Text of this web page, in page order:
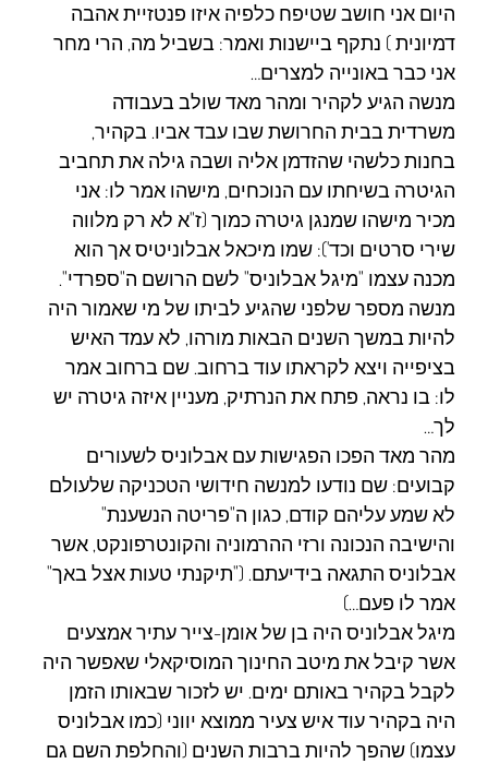
היום אני חושב שטיפח כלפיה איזו פנטזיית אהבה
דמיונית ) נתקף ביישנות ואמר: בשביל מה, הרי מחר
אני כבר באונייה למצרים…
מנשה הגיע לקהיר ומהר מאד שולב בעבודה
משרדית בבית החרושת שבו עבד אביו. בקהיר,
בחנות כלשהי שהזדמן אליה ושבה גילה את תחביב
הגיטרה בשיחתו עם הנוכחים, מישהו אמר לו: אני
מכיר מישהו שמנגן גיטרה כמוך (ז"א לא רק מלווה
שירי סרטים וכד'): שמו מיכאל אבלוניטיס אך הוא
מכנה עצמו "מיגל אבלוניס" לשם הרושם ה"ספרדי".
מנשה מספר שלפני שהגיע לביתו של מי שאמור היה
להיות במשך השנים הבאות מורהו, לא עמד האיש
בציפייה ויצא לקראתו עוד ברחוב. שם ברחוב אמר
לו: בו נראה, פתח את הנרתיק, מעניין איזה גיטרה יש
לך…
מהר מאד הפכו הפגישות עם אבלוניס לשעורים
קבועים: שם נודעו למנשה חידושי הטכניקה שלעולם
לא שמע עליהם קודם, כגון ה"פריטה הנשענת"
והישיבה הנכונה ורזי ההרמוניה והקונטרפונקט, אשר
אבלוניס התגאה בידיעתם. ("תיקנתי טעות אצל באך"
אמר לו פעם…)
מיגל אבלוניס היה בן של אומן-צייר עתיר אמצעים
אשר קיבל את מיטב החינוך המוסיקאלי שאפשר היה
לקבל בקהיר באותם ימים. יש לזכור שבאותו הזמן
היה בקהיר עוד איש צעיר ממוצא יווני (כמו אבלוניס
עצמו) שהפך להיות ברבות השנים (והחלפת השם גם